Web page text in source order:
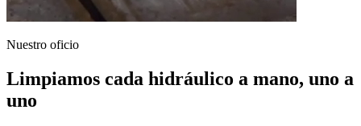
Nuestro oficio
Limpiamos cada hidráulico a mano, uno a
uno